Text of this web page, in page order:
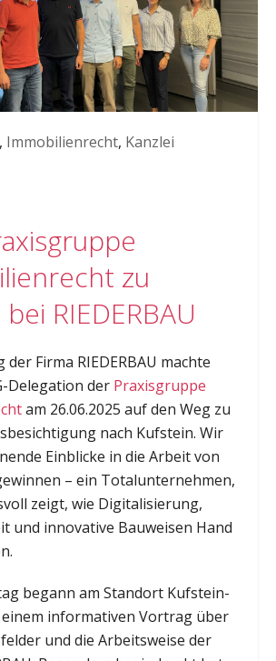
, Immobilienrecht, Kanzlei
zu
RIEDERBAU
Firma RIEDERBAU machte
Delegation der Praxisgruppe
am 26.06.2025 auf den Weg zu
nach Kufstein. Wir
Einblicke in die Arbeit von
– ein Totalunternehmen,
zeigt, wie Digitalisierung,
und innovative Bauweisen Hand
begann am Standort Kufstein-
einem informativen Vortrag über
und die Arbeitsweise der